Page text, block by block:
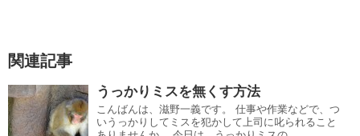
関連記事
うっかりミスを無くす方法
こんばんは、滋野一義です。 仕事や作業などで、つ
いうっかりしてミスを犯かして上司に叱られること